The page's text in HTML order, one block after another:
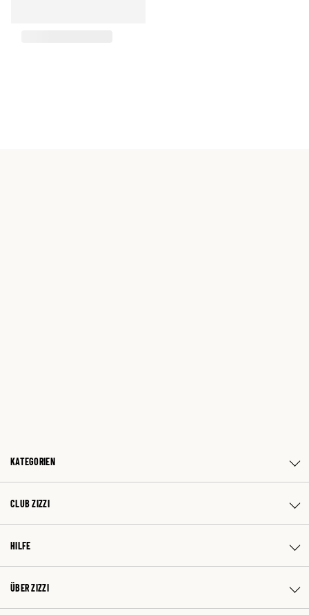
KATEGORIEN
CLUB ZIZZI
HILFE
ÜBER ZIZZI